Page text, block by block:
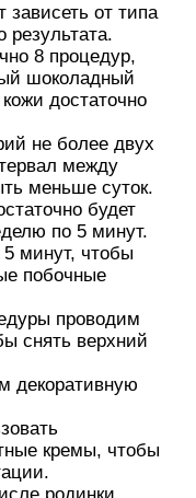
зависеть от типа
результата.
8 процедур,
шоколадный
достаточно
не более двух
между
меньше суток.
будет
по 5 минут.
5 минут, чтобы
побочные
проводим
снять верхний
декоративную
кремы, чтобы